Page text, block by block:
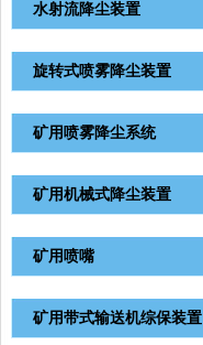
水射流降尘装置
旋转式喷雾降尘装置
矿用喷雾降尘系统
矿用机械式降尘装置
矿用喷嘴
矿用带式输送机综保装置